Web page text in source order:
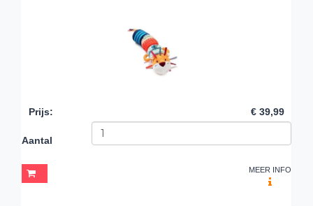
Prijs: € 39,99
Aantal
MEER INFO